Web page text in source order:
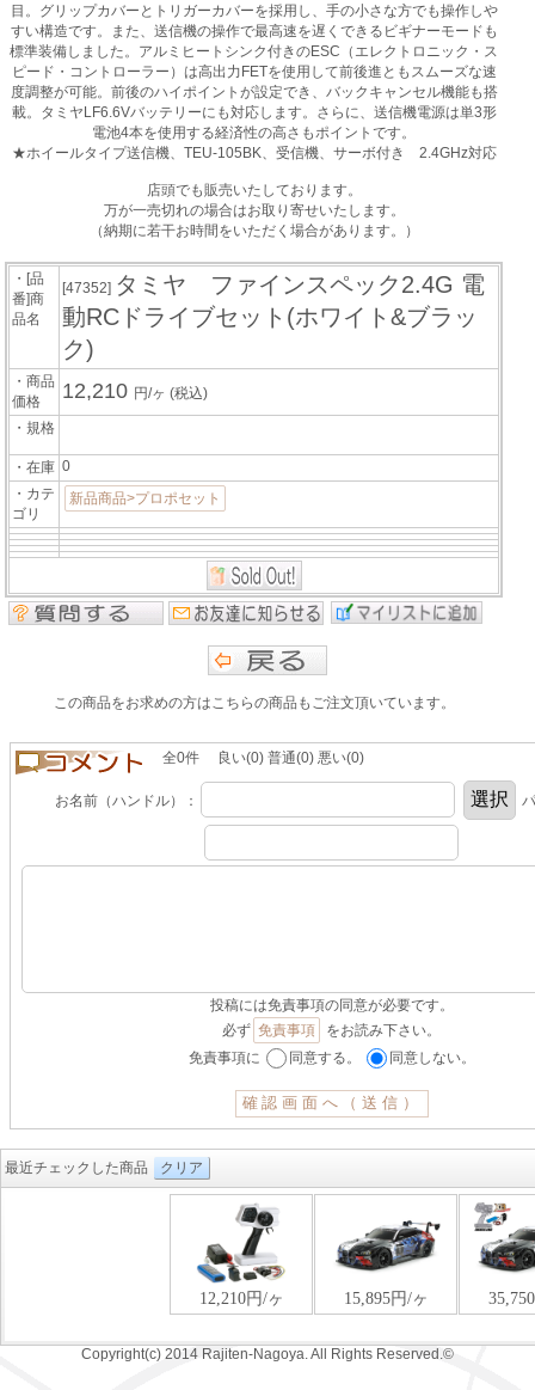
目。グリップカバーとトリガーカバーを採用し、手の小さな方でも操作しや
すい構造です。また、送信機の操作で最高速を遅くできるビギナーモードも
標準装備しました。アルミヒートシンク付きのESC（エレクトロニック・ス
ピード・コントローラー）は高出力FETを使用して前後進ともスムーズな速
度調整が可能。前後のハイポイントが設定でき、バックキャンセル機能も搭
載。タミヤLF6.6Vバッテリーにも対応します。さらに、送信機電源は単3形
電池4本を使用する経済性の高さもポイントです。
★ホイールタイプ送信機、TEU-105BK、受信機、サーボ付き 2.4GHz対応
店頭でも販売いたしております。
万が一売切れの場合はお取り寄せいたします。
（納期に若干お時間をいただく場合があります。）
・[品
番]商
品名
[47352] タミヤ ファインスペック2.4G 電
動RCドライブセット(ホワイト&ブラッ
ク)
・商品
価格
12,210 円/ヶ(税込)
・規格
・在庫 0
・カテ
ゴリ
新品商品>プロポセット
この商品をお求めの方はこちらの商品もご注文頂いています。
全0件 良い(0) 普通(0) 悪い(0)
お名前（ハンドル）：
投稿には免責事項の同意が必要です。
必ず 免責事項
をお読み下さい。
免責事項に
同意する。 同意しない。
最近チェックした商品 クリア
Copyright(c) 2014 Rajiten-Nagoya. All Rights Reserved.©